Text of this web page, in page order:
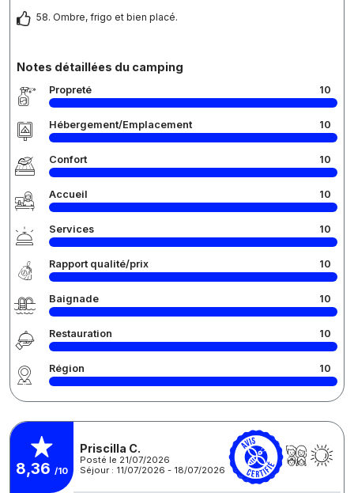
58. Ombre, frigo et bien placé.
Notes détaillées du camping
Propreté 10
Hébergement/Emplacement 10
Confort 10
Accueil 10
Services 10
Rapport qualité/prix 10
Baignade 10
Restauration 10
Région 10
8,36 /10
Priscilla C.
Posté le 21/07/2026
Séjour : 11/07/2026 - 18/07/2026